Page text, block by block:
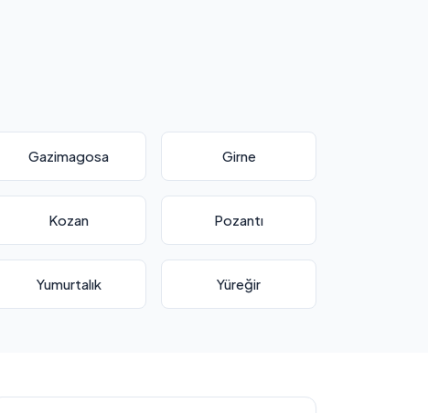
Gazimagosa Girne
Kozan Pozantı
Yumurtalık Yüreğir